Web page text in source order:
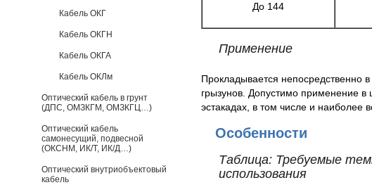
Кабель ОКГ
Кабель ОКГН
Кабель ОКГА
Кабель ОКЛм
Оптический кабель в грунт
(ДПС, ОМЗКГМ, ОМЗКГЦ…)
Оптический кабель
самонесущий, подвесной
(ОКСНМ, ИК/Т, ИК/Д…)
Оптический внутриобъектовый
кабель
До 144
Применение
Прокладывается непосредственно
грызунов. Допустимо применение в
эстакадах, в том числе и
Особенности
Таблица: Требуемые
использования